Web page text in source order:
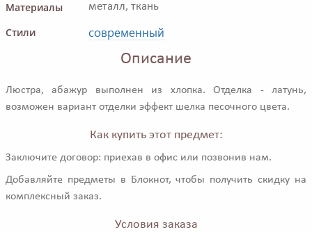
Материалы металл, ткань
Стили современный
Описание
Люстра, абажур выполнен из хлопка. Отделка - латунь,
возможен вариант отделки эффект шелка песочного цвета.
Как купить этот предмет:
Заключите договор: приехав в офис или позвонив нам.
Добавляйте предметы в Блокнот, чтобы получить скидку на
комплексный заказ.
Условия заказа